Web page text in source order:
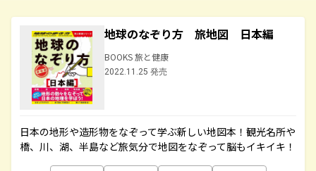
地球のなぞり方 旅地図 日本編
BOOKS 旅と健康
2022.11.25 発売
日本の地形や造形物をなぞって学ぶ新しい地図本！観光名所や
橋、川、湖、半島など旅気分で地図をなぞって脳もイキイキ！